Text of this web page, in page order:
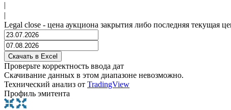
|
|
Legal close - цена аукциона закрытия либо последняя текущая
Проверьте корректность ввода дат
Скачивание данных в этом диапазоне невозможно.
Технический анализ от TradingView
Профиль эмитента